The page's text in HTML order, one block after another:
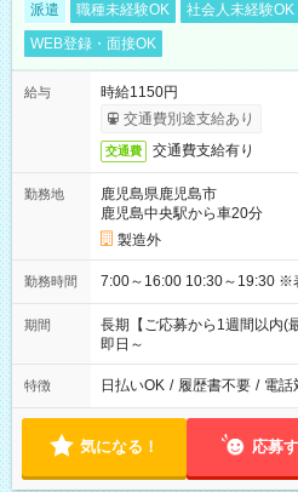
派遣 職種未経験OK 社会人未経験OK
WEB登録・面接OK
給与
時給1150円
交通費別途支給あり
交通費 交通費支給有り
勤務地
鹿児島県鹿児島市
鹿児島中央駅から車20分
製造外
勤務時間 7:00
期間
長期【ご応募から1週間以内(
即日～
特徴 日払いOK / 履歴書不要 / 電話
気になる！ 応募